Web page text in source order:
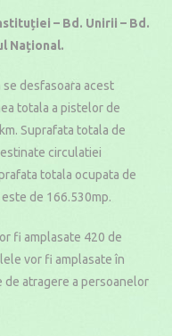
– Bd. Unirii – Bd.
Național.
desfasoara acest
totala a pistelor de
Suprafata totala de
circulatiei
totala ocupata de
de 166.530mp.
fi amplasate 420 de
vor fi amplasate în
atragere a persoanelor